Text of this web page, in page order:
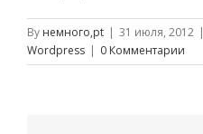
By немного,pt | 31 июля, 2012 |
Wordpress | 0 Комментарии